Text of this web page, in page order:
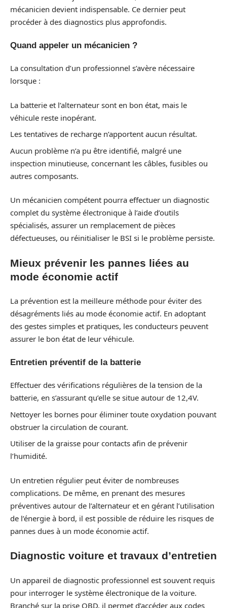
mécanicien devient indispensable. Ce dernier peut
procéder à des diagnostics plus approfondis.
Quand appeler un mécanicien ?
La consultation d’un professionnel s’avère nécessaire
lorsque :
La batterie et l’alternateur sont en bon état, mais le
véhicule reste inopérant.
Les tentatives de recharge n’apportent aucun résultat.
Aucun problème n’a pu être identifié, malgré une
inspection minutieuse, concernant les câbles, fusibles ou
autres composants.
Un mécanicien compétent pourra effectuer un diagnostic
complet du système électronique à l’aide d’outils
spécialisés, assurer un remplacement de pièces
défectueuses, ou réinitialiser le BSI si le problème persiste.
Mieux prévenir les pannes liées au
mode économie actif
La prévention est la meilleure méthode pour éviter des
désagréments liés au mode économie actif. En adoptant
des gestes simples et pratiques, les conducteurs peuvent
assurer le bon état de leur véhicule.
Entretien préventif de la batterie
Effectuer des vérifications régulières de la tension de la
batterie, en s’assurant qu’elle se situe autour de 12,4V.
Nettoyer les bornes pour éliminer toute oxydation pouvant
obstruer la circulation de courant.
Utiliser de la graisse pour contacts afin de prévenir
l’humidité.
Un entretien régulier peut éviter de nombreuses
complications. De même, en prenant des mesures
préventives autour de l’alternateur et en gérant l’utilisation
de l’énergie à bord, il est possible de réduire les risques de
pannes dues à un mode économie actif.
Diagnostic voiture et travaux d’entretien
Un appareil de diagnostic professionnel est souvent requis
pour interroger le système électronique de la voiture.
Branché sur la prise OBD, il permet d’accéder aux codes